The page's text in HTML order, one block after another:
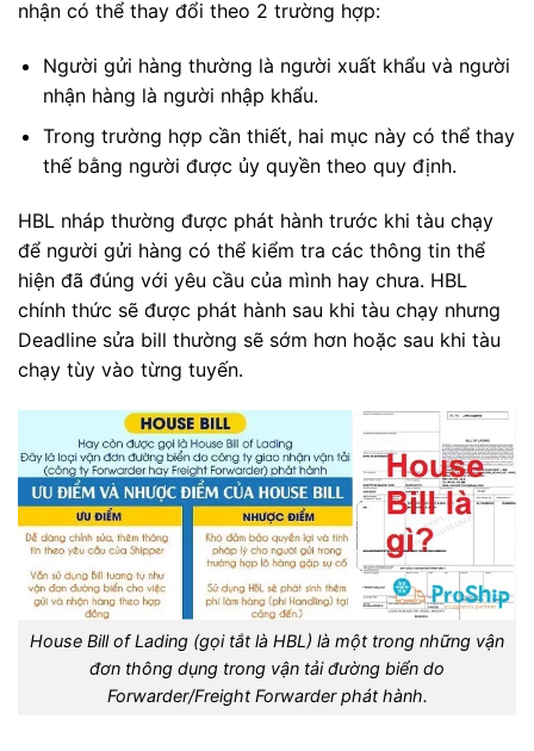
nhận có thể thay đổi theo 2 trường hợp:
Người gửi hàng thường là người xuất khẩu và người
nhận hàng là người nhập khẩu.
Trong trường hợp cần thiết, hai mục này có thể thay
thế bằng người được ủy quyền theo quy định.
HBL nháp thường được phát hành trước khi tàu chạy
để người gửi hàng có thể kiểm tra các thông tin thể
hiện đã đúng với yêu cầu của mình hay chưa. HBL
chính thức sẽ được phát hành sau khi tàu chạy nhưng
Deadline sửa bill thường sẽ sớm hơn hoặc sau khi tàu
chạy tùy vào từng tuyến.
House Bill of Lading (gọi tắt là HBL) là một trong những vận
đơn thông dụng trong vận tải đường biển do
Forwarder/Freight Forwarder phát hành.